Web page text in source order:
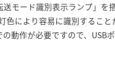
モード識別表示ランプ」を
色により容易に識別するこ
動作が必要ですので、USB